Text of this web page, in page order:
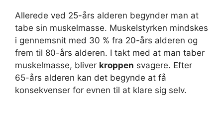
Allerede ved 25-års alderen begynder man at
tabe sin muskelmasse. Muskelstyrken mindskes
i gennemsnit med 30 % fra 20-års alderen og
frem til 80-års alderen. I takt med at man taber
muskelmasse, bliver kroppen svagere. Efter
65-års alderen kan det begynde at få
konsekvenser for evnen til at klare sig selv.